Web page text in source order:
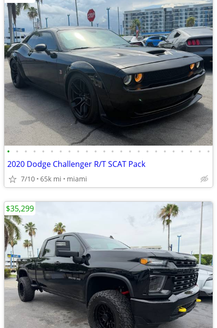
• • • • • • • • • • • • • • • • • • • • • • • •
2020 Dodge Challenger R/T SCAT Pack
7/10 65k mi miami
$35,299